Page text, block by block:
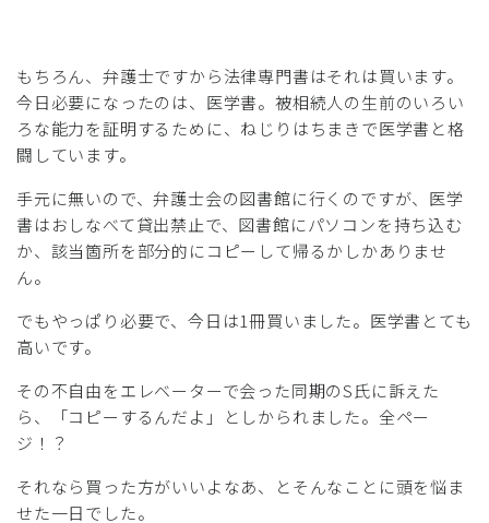
もちろん、弁護士ですから法律専門書はそれは買います。
今日必要になったのは、医学書。被相続人の生前のいろい
ろな能力を証明するために、ねじりはちまきで医学書と格
闘しています。
手元に無いので、弁護士会の図書館に行くのですが、医学
書はおしなべて貸出禁止で、図書館にパソコンを持ち込む
か、該当箇所を部分的にコピーして帰るかしかありませ
ん。
でもやっぱり必要で、今日は1冊買いました。医学書とても
高いです。
その不自由をエレベーターで会った同期のS氏に訴えた
ら、「コピーするんだよ」としかられました。全ペー
ジ！？
それなら買った方がいいよなあ、とそんなことに頭を悩ま
せた一日でした。